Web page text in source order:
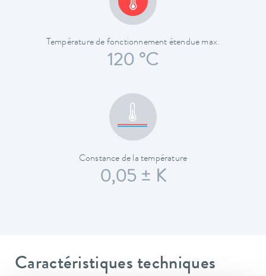
Température de fonctionnement étendue max.
120 °C
Constance de la température
0,05 ± K
Caractéristiques techniques